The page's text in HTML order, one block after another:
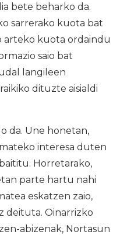
bete beharko da.
sarrerako kuota bat
arteko kuota ordaindu
saio bat
langileen
dituzte aisialdi
da. Une honetan,
interesa duten
Horretarako,
parte hartu nahi
eskatzen zaio,
deituta. Oinarrizko
abizenak, Nortasun